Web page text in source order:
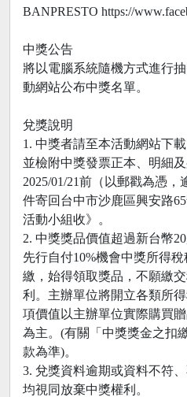
BANPRESTO https://
中獎公告
將以電腦系統隨機方式進行
動網站公布中獎名單。
兌獎說明
1. 中獎者請至本活動網站下
並檢附中獎發票正本、明細
2025/01/21前（以郵戳為憑
件寄回台中市沙鹿區興安路
活動小組收》。
2. 中獎獎品價值超過新台幣
先行自付10%機會中獎所得
繳，始得領取獎品，不願繳
利。主辦單位將開立各類所
項價值以主辦單位實際購買
為主。(有關「中獎獎金之扣
款為準)。
3. 兌獎資料逾期或資料不符
均視同放棄中獎權利。